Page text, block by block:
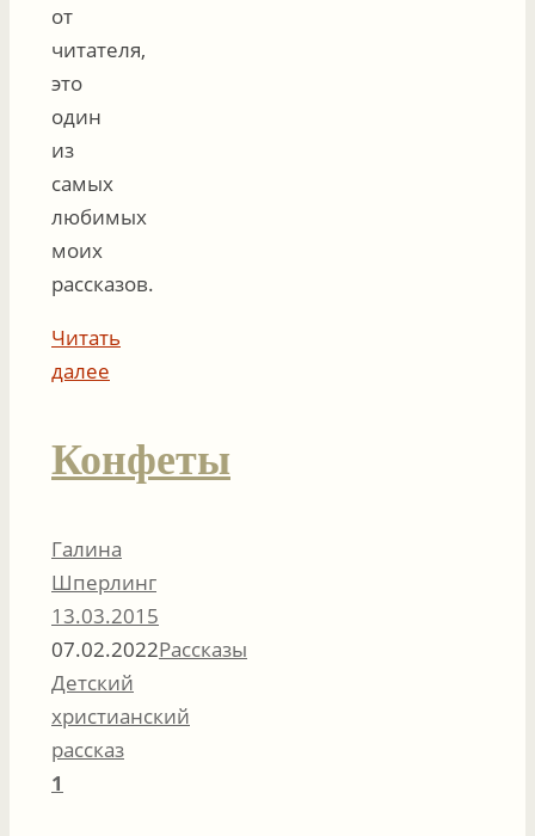
от
читателя,
это
один
из
самых
любимых
моих
рассказов.
Читать
далее
Конфеты
Галина
Шперлинг
13.03.2015
07.02.2022Рассказы
Детский
христианский
рассказ
1